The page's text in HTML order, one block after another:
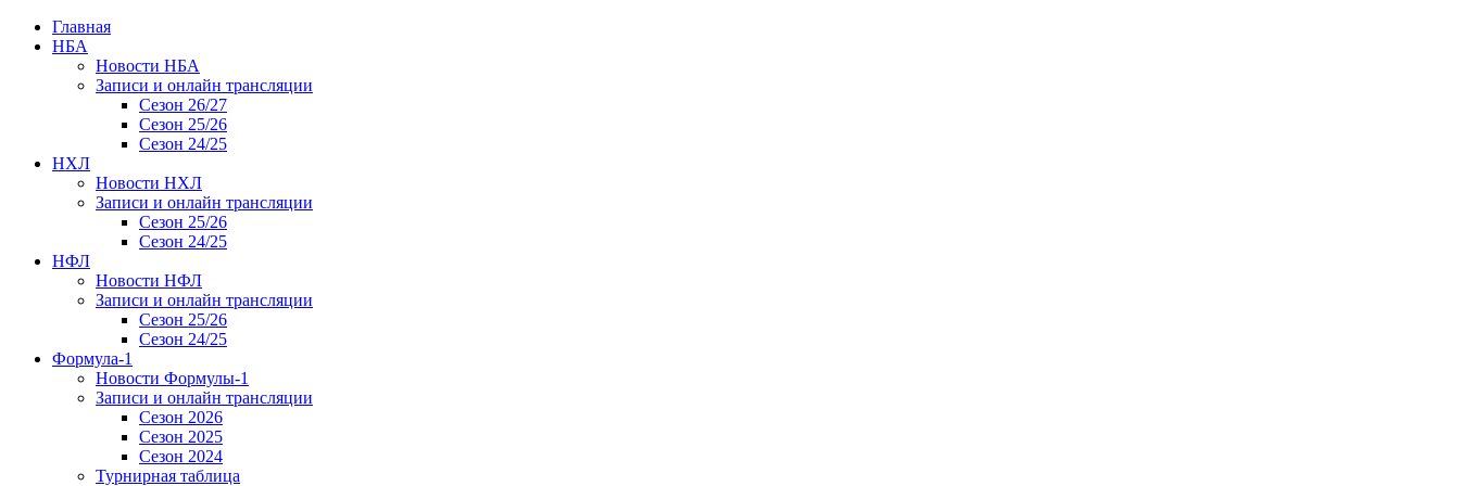
Главная
НБА
Новости НБА
Записи и онлайн трансляции
Сезон 26/27
Сезон 25/26
Сезон 24/25
НХЛ
Новости НХЛ
Записи и онлайн трансляции
Сезон 25/26
Сезон 24/25
НФЛ
Новости НФЛ
Записи и онлайн трансляции
Сезон 25/26
Сезон 24/25
Формула-1
Новости Формулы-1
Записи и онлайн трансляции
Сезон 2026
Сезон 2025
Сезон 2024
Турнирная таблица